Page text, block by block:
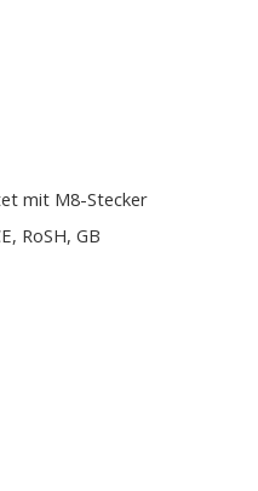
mit M8-Stecker
RoSH, GB